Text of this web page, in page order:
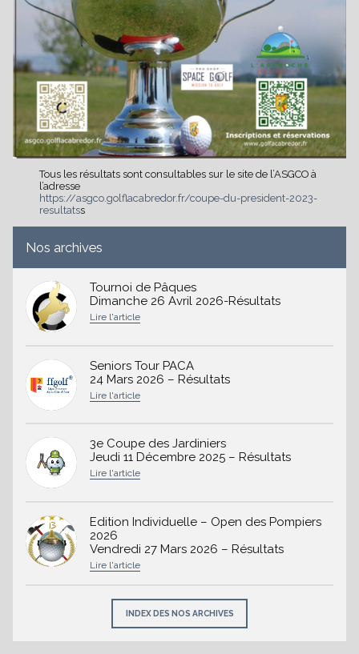
Tous les résultats sont consultables sur le site de l’ASGCO à
l’adresse
https://asgco.golflacabredor.fr/coupe-du-president-2023-
resultatss
Nos archives
Tournoi de Pâques
Dimanche 26 Avril 2026-Résultats
Seniors Tour PACA
24 Mars 2026 – Résultats
3e Coupe des Jardiniers
Jeudi 11 Décembre 2025 – Résultats
Edition Individuelle – Open des Pompiers
2026
Vendredi 27 Mars 2026 – Résultats
INDEX DES NOS ARCHIVES